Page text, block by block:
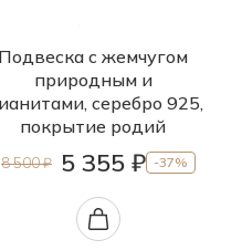
Подвеска с жемчугом
природным и
серебро 925,
покрытие родий
8 500 ₽ 5 355 ₽ -37%